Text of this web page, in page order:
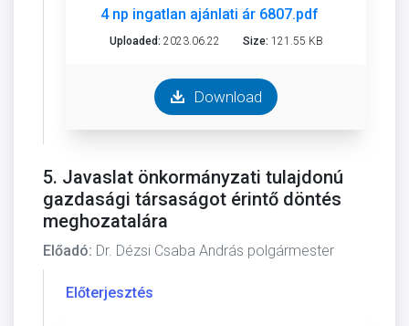
4 np ingatlan ajánlati ár 6807.pdf
Uploaded: 2023.06.22 Size: 121.55 KB
Download
5. Javaslat önkormányzati tulajdonú
gazdasági társaságot érintő döntés
meghozatalára
Előadó: Dr. Dézsi Csaba András polgármester
Előterjesztés